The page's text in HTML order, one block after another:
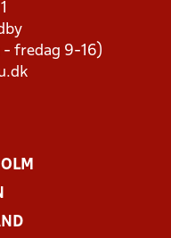
- fredag 9-16)